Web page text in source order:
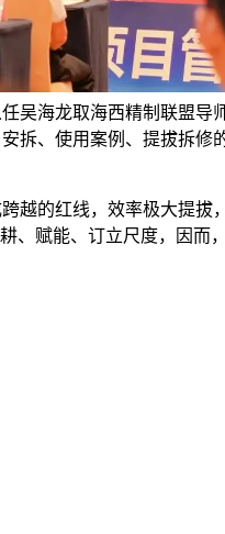
吴海龙取海西精制联盟导
拆、使用案例、提拔拆修
的红线，效率极大提拔
、赋能、订立尺度，因而，